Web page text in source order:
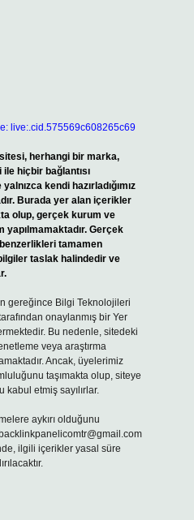
live:.cid.575569c608265c69
herhangi bir marka,
hiçbir bağlantısı
kendi hazırladığımız
Burada yer alan içerikler
olup, gerçek kurum ve
yapılmamaktadır. Gerçek
tamamen
taslak halindedir ve
gereğince Bilgi Teknolojileri
onaylanmış bir Yer
Bu nedenle, sitedeki
veya araştırma
Ancak, üyelerimiz
taşımakta olup, siteye
etmiş sayılırlar.
aykırı olduğunu
backlinkpanelicomtr@gmail.com
ilgili içerikler yasal süre